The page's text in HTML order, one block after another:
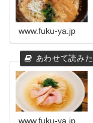
www.fuku-ya.jp
www.fuku-ya.jp